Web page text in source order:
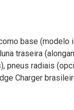
base
traseira
radiais
Charger